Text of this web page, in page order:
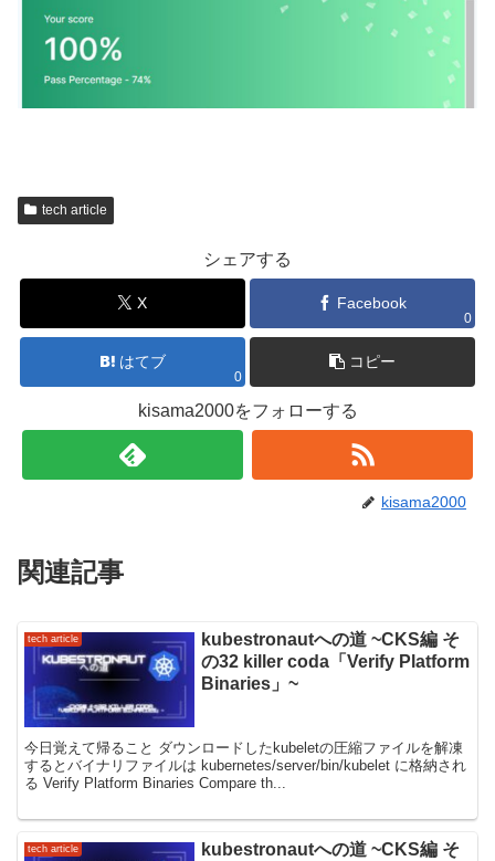
tech article
シェアする
X Facebook
0
はてブ
0
コピー
kisama2000をフォローする
kisama2000
関連記事
tech article
kubestronautへの道 ~CKS編 そ
の32 killer coda「Verify Platform
Binaries」~
今日覚えて帰ること ダウンロードしたkubeletの圧縮ファイルを解凍
するとバイナリファイルは kubernetes/server/bin/kubelet に格納され
る Verify Platform Binaries Compare th...
tech article
kubestronautへの道 ~CKS編 そ